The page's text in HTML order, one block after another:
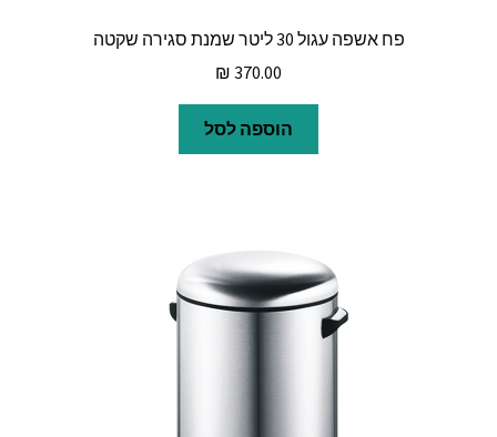
פח אשפה עגול 30 ליטר שמנת סגירה שקטה
₪ 370.00
הוספה לסל